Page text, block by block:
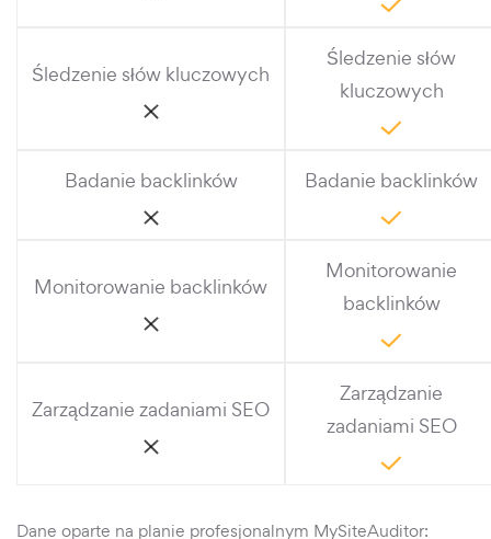
Śledzenie słów kluczowych
Śledzenie słów
kluczowych
Badanie backlinków Badanie backlinków
Monitorowanie backlinków
Monitorowanie
backlinków
Zarządzanie zadaniami SEO
Zarządzanie
zadaniami SEO
Dane oparte na planie profesjonalnym MySiteAuditor: